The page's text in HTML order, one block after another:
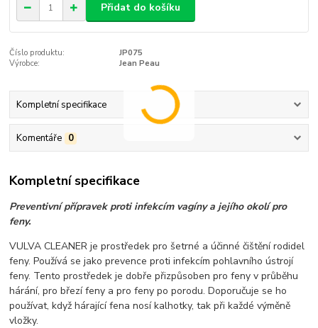
Přidat do košíku
Číslo produktu:
JP075
Výrobce:
Jean Peau
Kompletní specifikace
Komentáře 0
Kompletní specifikace
Preventivní přípravek proti infekcím vagíny a jejího okolí pro
feny.
VULVA CLEANER je prostředek pro šetrné a účinné čištění rodidel
feny. Používá se jako prevence proti infekcím pohlavního ústrojí
feny. Tento prostředek je dobře přizpůsoben pro feny v průběhu
hárání, pro březí feny a pro feny po porodu. Doporučuje se ho
používat, když hárající fena nosí kalhotky, tak při každé výměně
vložky.